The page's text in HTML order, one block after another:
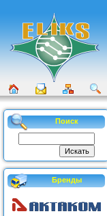
Поиск
Бренды